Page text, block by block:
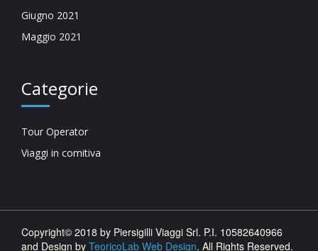
Giugno 2021
Maggio 2021
Categorie
Tour Operator
Viaggi in comitiva
Copyright© 2018 by Piersigilli Viaggi Srl. P.I. 10582640966
and Design by TeoricoLab Web Design. All Rights Reserved.